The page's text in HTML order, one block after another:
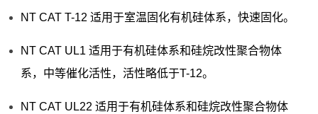
NT CAT T-12 适用于室温固化有机硅体系，快速固化。
NT CAT UL1 适用于有机硅体系和硅烷改性聚合物体
系，中等催化活性，活性略低于T-12。
NT CAT UL22 适用于有机硅体系和硅烷改性聚合物体